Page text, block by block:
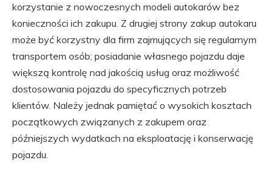
korzystanie z nowoczesnych modeli autokarów bez
konieczności ich zakupu. Z drugiej strony zakup autokaru
może być korzystny dla firm zajmujących się regularnym
transportem osób; posiadanie własnego pojazdu daje
większą kontrolę nad jakością usług oraz możliwość
dostosowania pojazdu do specyficznych potrzeb
klientów. Należy jednak pamiętać o wysokich kosztach
początkowych związanych z zakupem oraz
późniejszych wydatkach na eksploatację i konserwację
pojazdu.